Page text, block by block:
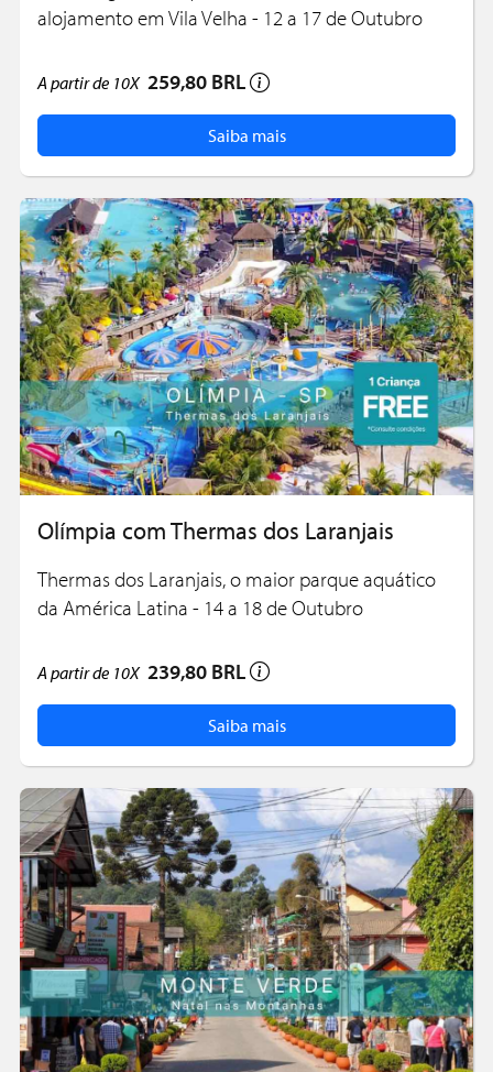
alojamento em Vila Velha - 12 a 17 de Outubro
A partir de 10X 259,80 BRL
Saiba mais
Olímpia com Thermas dos Laranjais
Thermas dos Laranjais, o maior parque aquático
da América Latina - 14 a 18 de Outubro
A partir de 10X 239,80 BRL
Saiba mais